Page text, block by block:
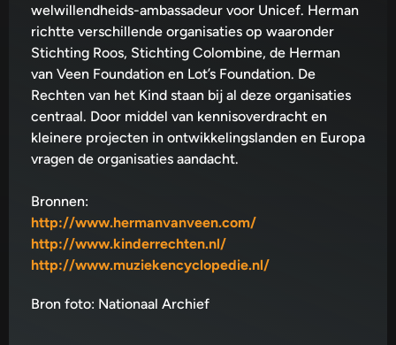
welwillendheids-ambassadeur voor Unicef. Herman
richtte verschillende organisaties op waaronder
Stichting Roos, Stichting Colombine, de Herman
van Veen Foundation en Lot’s Foundation. De
Rechten van het Kind staan bij al deze organisaties
centraal. Door middel van kennisoverdracht en
kleinere projecten in ontwikkelingslanden en Europa
vragen de organisaties aandacht.
Bronnen:
http://www.hermanvanveen.com/
http://www.kinderrechten.nl/
http://www.muziekencyclopedie.nl/
Bron foto: Nationaal Archief